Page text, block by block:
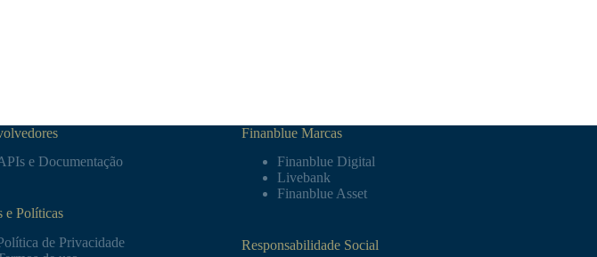
e Documentação
e Políticas
de Privacidade
Finanblue Marcas
Finanblue Digital
Livebank
Finanblue Asset
Responsabilidade Social